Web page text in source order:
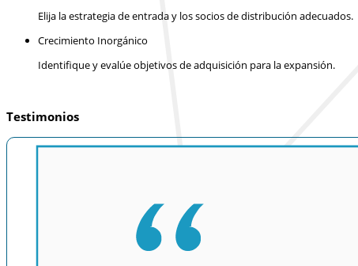
Elija la estrategia de entrada y los socios de distribución adecuados.
Crecimiento Inorgánico
Identifique y evalúe objetivos de adquisición para la expansión.
Testimonios